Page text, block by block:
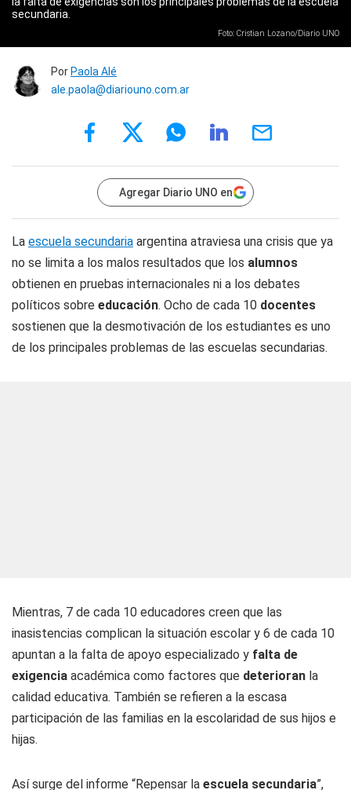
secundaria.
Foto: Cristian Lozano/Diario UNO
Por Paola Alé
ale.paola@diariouno.com.ar
Agregar Diario UNO en
La escuela secundaria argentina atraviesa una crisis que ya
no se limita a los malos resultados que los alumnos
obtienen en pruebas internacionales ni a los debates
políticos sobre educación. Ocho de cada 10 docentes
sostienen que la desmotivación de los estudiantes es uno
de los principales problemas de las escuelas secundarias.
Mientras, 7 de cada 10 educadores creen que las
inasistencias complican la situación escolar y 6 de cada 10
apuntan a la falta de apoyo especializado y falta de
exigencia académica como factores que deterioran la
calidad educativa. También se refieren a la escasa
participación de las familias en la escolaridad de sus hijos e
hijas.
Así surge del informe “Repensar la escuela secundaria”,